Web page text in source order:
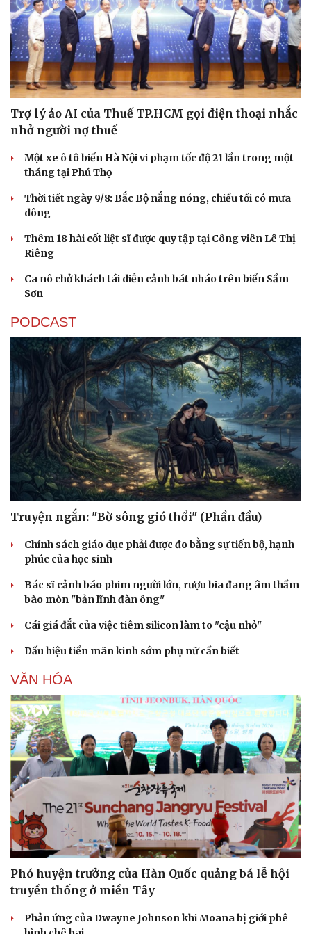
Du lịch
Săn Tour
check-in
Đọc truyện đêm khuya
Kể chuyện cho bé
Hạt giống tâm hồn
Trợ lý ảo AI của Thuế TP.HCM gọi điện thoại nhắc
nhở người nợ thuế
Một xe ô tô biển Hà Nội vi phạm tốc độ 21 lần trong một
tháng tại Phú Thọ
Thời tiết ngày 9/8: Bắc Bộ nắng nóng, chiều tối có mưa
dông
Thêm 18 hài cốt liệt sĩ được quy tập tại Công viên Lê Thị
Riêng
Ca nô chở khách tái diễn cảnh bát nháo trên biển Sầm
Sơn
PODCAST
Truyện ngắn: "Bờ sông gió thổi" (Phần đầu)
Chính sách giáo dục phải được đo bằng sự tiến bộ, hạnh
phúc của học sinh
Bác sĩ cảnh báo phim người lớn, rượu bia đang âm thầm
bào mòn "bản lĩnh đàn ông"
Cái giá đắt của việc tiêm silicon làm to "cậu nhỏ"
Dấu hiệu tiền mãn kinh sớm phụ nữ cần biết
VĂN HÓA
Phó huyện trưởng của Hàn Quốc quảng bá lễ hội
truyền thống ở miền Tây
Phản ứng của Dwayne Johnson khi Moana bị giới phê